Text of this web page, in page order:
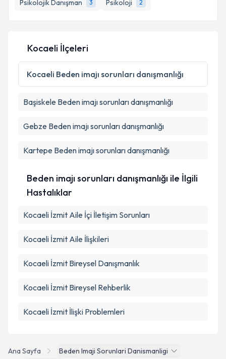
Psikolojik Danışman 3 Psikoloji 2
E-posta Adresiniz
Kişisel verilerimin işlenmesine ilişkinAydınlatma
Metni
'ni okudum ve kişisel verilerimin belirtilen
kapsamda işlenmesini kabul ediyorum.
Ana Sayfa
Beden Imaji Sorunlari Danismanligi
Kocaeli İlçeleri
Kocaeli Beden imajı sorunları danışmanlığı
Başiskele Beden imajı sorunları danışmanlığı
Gebze Beden imajı sorunları danışmanlığı
Kartepe Beden imajı sorunları danışmanlığı
Beden imajı sorunları danışmanlığı ile İlgili
Hastalıklar
Kocaeli İzmit Aile İçi İletişim Sorunları
Kocaeli İzmit Aile İlişkileri
Kocaeli İzmit Bireysel Danışmanlık
Kocaeli İzmit Bireysel Rehberlik
Kocaeli İzmit İlişki Problemleri